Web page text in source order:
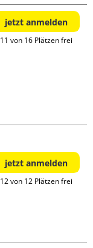
jetzt anmelden
11 von 16 Plätzen frei
jetzt anmelden
12 von 12 Plätzen frei